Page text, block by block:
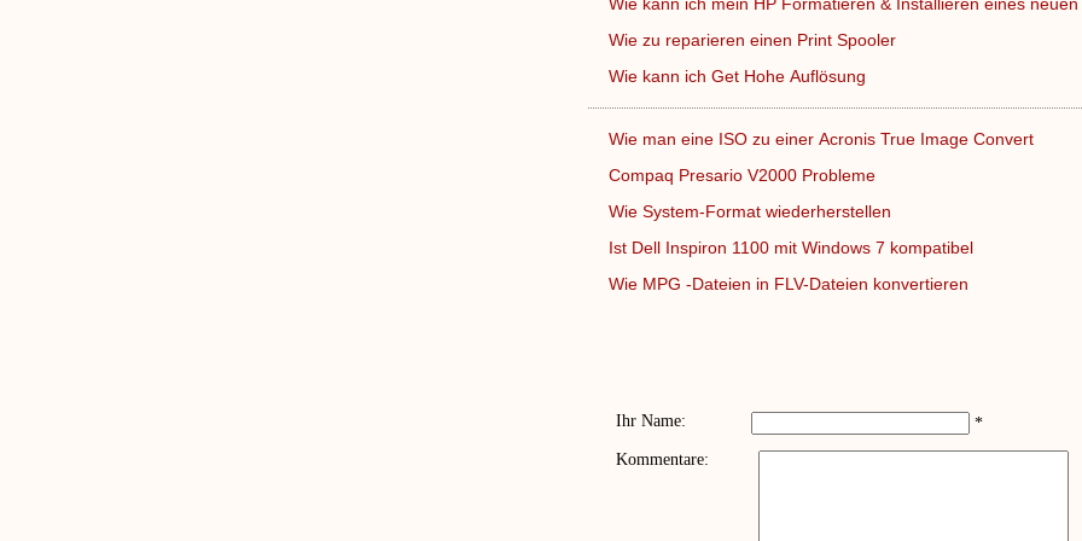
Wie zu reparieren einen Print Spooler
Wie kann ich Get Hohe Auflösung
Wie man eine ISO zu einer Acronis True Image Convert
Compaq Presario V2000 Probleme
Wie System-Format wiederherstellen
Ist Dell Inspiron 1100 mit Windows 7 kompatibel
Wie MPG -Dateien in FLV-Dateien konvertieren
Ihr Name:
*
Kommentare: